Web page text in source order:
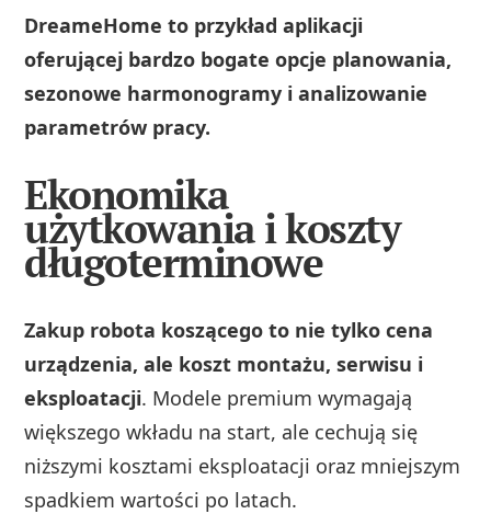
DreameHome to przykład aplikacji
oferującej bardzo bogate opcje planowania,
sezonowe harmonogramy i analizowanie
parametrów pracy.
Ekonomika
użytkowania i koszty
długoterminowe
Zakup robota koszącego to nie tylko cena
urządzenia, ale koszt montażu, serwisu i
eksploatacji. Modele premium wymagają
większego wkładu na start, ale cechują się
niższymi kosztami eksploatacji oraz mniejszym
spadkiem wartości po latach.